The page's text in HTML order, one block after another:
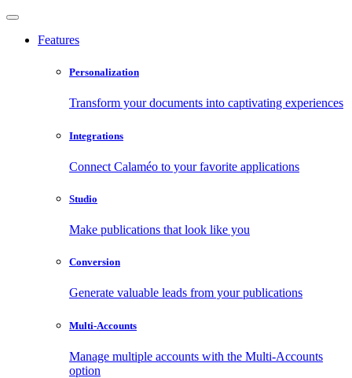
Features
Personalization
Transform your documents into captivating experiences
Integrations
Connect Calaméo to your favorite applications
Studio
Make publications that look like you
Conversion
Generate valuable leads from your publications
Multi-Accounts
Manage multiple accounts with the Multi-Accounts
option